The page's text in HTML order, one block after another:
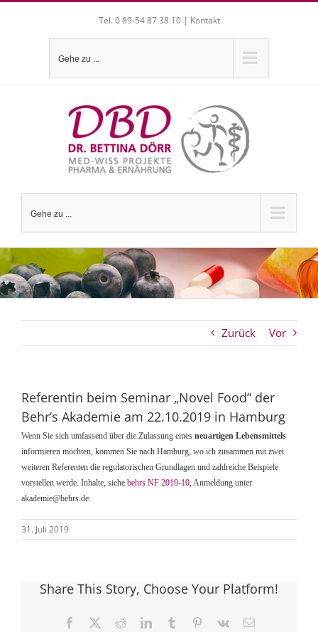
Tel. 0 89-54 87 38 10 | Kontakt
Gehe zu ...
Gehe zu ...
Zurück Vor
Referentin beim Seminar „Novel Food“ der
Behr’s Akademie am 22.10.2019 in Hamburg
Wenn Sie sich umfassend über die Zulassung eines neuartigen Lebensmittels
informieren möchten, kommen Sie nach Hamburg, wo ich zusammen mit zwei
weiteren Referenten die regulatorischen Grundlagen und zahlreiche Beispiele
vorstellen werde. Inhalte, siehe behrs NF 2019-10,Anmeldung unter
akademie@behrs.de.
31. Juli 2019
Share This Story, Choose Your Platform!
Facebook RedditLinkedInTumblr Pinterest
Vk
E-